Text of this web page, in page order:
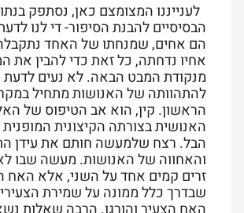
לענייננו המצומצם כאן, נסתפק
הבסיסיים להבנת הסיפור- די לנו
הם אחים, שמנחתו של האחד
אחיו נדחתה, כל זאת כדי להבין את
מנקודת המבט הבאה. לא נעים
להתהוותה של האנושות מתחיל
הראשון. קין, הוא אב הטיפוס של
האנושית בצורתה הקיצונית
הבל. רצח שלמעשה חותם את עידן
והאחווה של האנושות. מעשה שבו
זרים קמים אחד על השני, אלא האח
שבדרך כלל ממונה על שמירת